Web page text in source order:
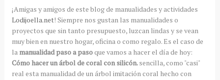
¡Amigas y amigos de este blog de manualidades y actividades
Lodijoella.net! Siempre nos gustan las manualidades o
proyectos que sin tanto presupuesto, luzcan lindas y se vean
muy bien en nuestro hogar, oficina o como regalo. Es el caso de
la manualidad paso a pasoque vamos a hacer el día de hoy:
Cómo hacer un árbol de coral con silicón.sencilla, como "casi"
real esta manualidad de un árbol imitación coral hecho con